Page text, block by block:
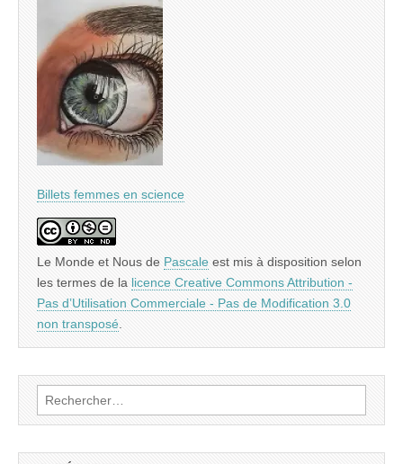
Billets femmes en science
Le Monde et Nous de Pascale est mis à disposition selon
les termes de la licence Creative Commons Attribution -
Pas d’Utilisation Commerciale - Pas de Modification 3.0
non transposé
Rechercher :